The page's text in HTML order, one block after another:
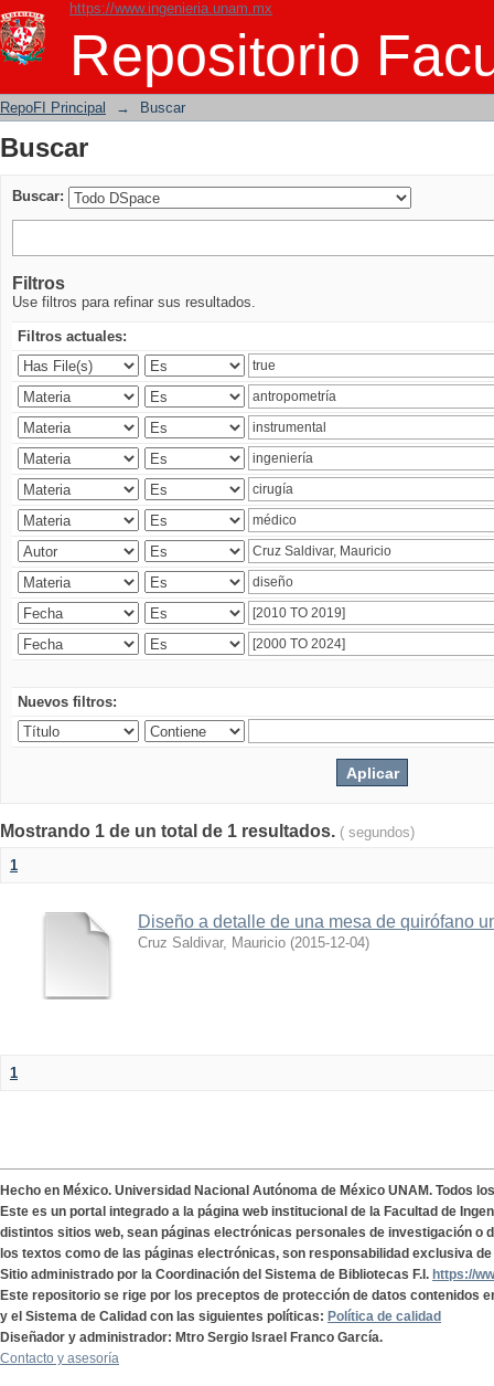
https://www.ingenieria.unam.mx
Repositorio
Buscar
RepoFI Principal → Buscar
Buscar
Buscar:
Filtros
Use filtros para refinar sus resultados.
Filtros actuales:
Nuevos filtros:
Mostrando 1 de un total de 1 resultados. ( segundos)
1
Diseño a detalle de una mesa de quirófano
Cruz Saldivar, Mauricio (2015-12-04)
1
Hecho en México. Universidad Nacional Autónoma de México UNAM. Todos
Este es un portal integrado a la página web institucional de la Facultad de
distintos sitios web, sean páginas electrónicas personales de investigación o
los textos como de las páginas electrónicas, son responsabilidad exclusiva
Sitio administrado por la Coordinación del Sistema de Bibliotecas F.I. https://
Este repositorio se rige por los preceptos de protección de datos contenidos
y el Sistema de Calidad con las siguientes políticas: Política de calidad
Diseñador y administrador: Mtro Sergio Israel Franco García.
Contacto y asesoría